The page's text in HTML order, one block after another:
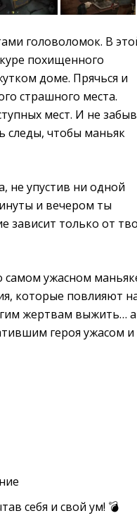
головоломок. В
похищенного
доме. Прячься и
страшного места.
мест. И не
следы, чтобы маньяк
не упустив ни одной
и вечером ты
зависит только от
самом ужасном
которые повлияют
жертвам выжить… а
героя ужасом и
себя и свой ум! 💣